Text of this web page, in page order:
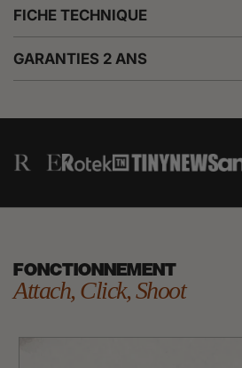
FICHE TECHNIQUE
GARANTIES 2 ANS
FONCTIONNEMENT
Attach, Click, Shoot